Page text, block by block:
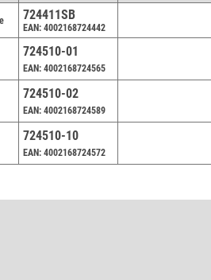
724411SB
EAN: 4002168724442
724510-01
EAN: 4002168724565
724510-02
EAN: 4002168724589
724510-10
EAN: 4002168724572